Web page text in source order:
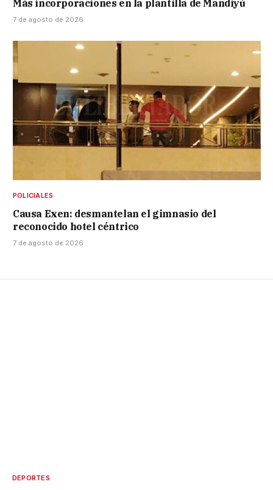
Más incorporaciones en la plantilla de Mandiyú
7 de agosto de 2026
POLICIALES
Causa Exen: desmantelan el gimnasio del
reconocido hotel céntrico
7 de agosto de 2026
DEPORTES